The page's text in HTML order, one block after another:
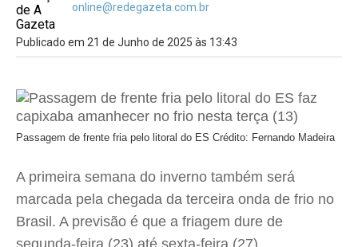
online@redegazeta.com.br
Publicado em 21 de Junho de 2025 às 13:43
Passagem de frente fria pelo litoral do ES Crédito: Fernando Madeira
A primeira semana do inverno também será
marcada pela chegada da terceira onda de frio no
Brasil. A previsão é que a friagem dure de
segunda-feira (23) até sexta-feira (27).